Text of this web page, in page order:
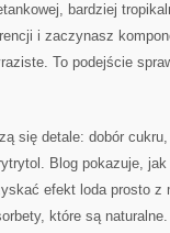
bardziej
i zaczynasz
To podejście
się detale: dobór
Blog pokazuje, jak
efekt loda prosto z
które są naturalne.